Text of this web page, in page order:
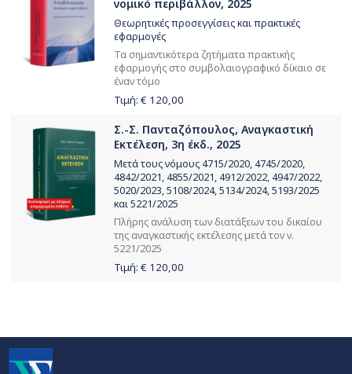
νομικό περιβάλλον, 2025
Θεωρητικές προσεγγίσεις και πρακτικές
εφαρμογές
Τα σημαντικότερα ζητήματα πρακτικής
εφαρμογής στο συμβολαιογραφικό δίκαιο σε
έναν τόμο
Τιμή: € 120,00
Σ.-Σ. Πανταζόπουλος, Αναγκαστική
Εκτέλεση, 3η έκδ., 2025
Μετά τους νόμους 4715/2020, 4745/2020,
4842/2021, 4855/2021, 4912/2022, 4947/2022,
5020/2023, 5108/2024, 5134/2024, 5193/2025
και 5221/2025
Πλήρης ανάλυση των διατάξεων του δικαίου
της αναγκαστικής εκτέλεσης μετά τον ν.
5221/2025
Τιμή: € 120,00